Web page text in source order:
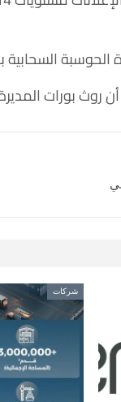
السحابية بنحو
المديرة
شركات